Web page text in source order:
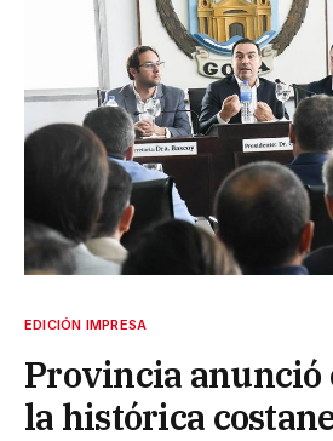
EDICIÓN IMPRESA
Provincia anunció
la histórica